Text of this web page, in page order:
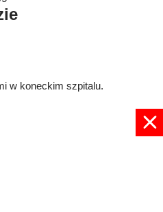
w koneckim szpitalu.